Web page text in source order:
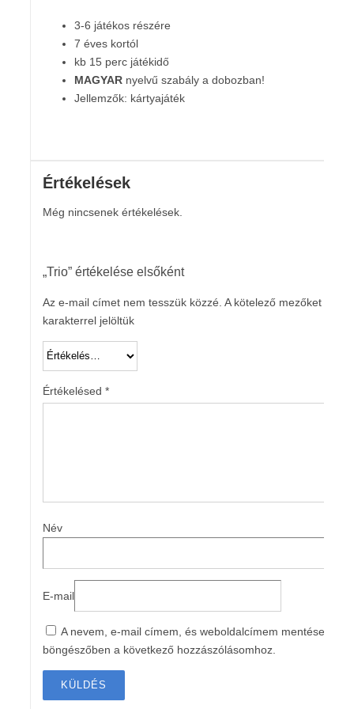
3-6 játékos részére
7 éves kortól
kb 15 perc játékidő
MAGYARnyelvű szabály a dobozban!
Jellemzők: kártyajáték
Értékelések
Még nincsenek értékelések.
„Trio” értékelése elsőként
Az e-mail címet nem tesszük közzé. A kötelező mezőket
karakterrel jelöltük
Értékelésed *
Név
E-mail
A nevem, e-mail címem, és weboldalcímem mentése a
böngészőben a következő hozzászólásomhoz.